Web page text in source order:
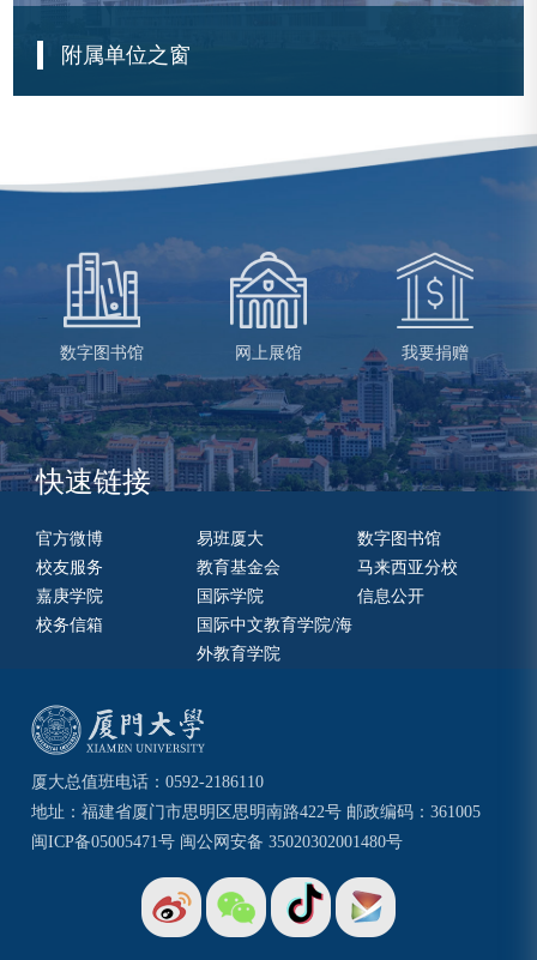
附属单位之窗
联合国代表团赴厦门大学附属心血管病医院参观访问
查看更多
数字图书馆 网上展馆 我要捐赠
快速链接
官方微博 易班厦大
数字图书馆
校友服务
教育基金会
马来西亚分校
嘉庚学院
国际学院
信息公开
校务信箱
国际中文教育学院/海
外教育学院
厦大总值班电话：0592-2186110
地址：福建省厦门市思明区思明南路422号 邮政编码：361005
闽ICP备05005471号 闽公网安备 35020302001480号